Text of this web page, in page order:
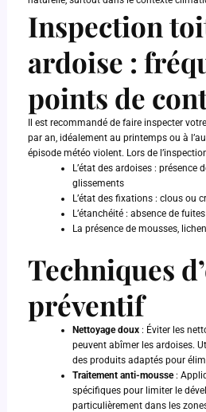
Inspection
ardoise :
points de
Il est recommandé de faire inspecter
par an, idéalement au printemps ou à
épisode météo violent. Lors de
L’état des ardoises : présence
glissements
L’état des fixations : clous ou
L’étanchéité : absence de
La présence de mousses,
Techniques
préventif
Nettoyage doux : Éviter les
peuvent abîmer les ardoises.
des produits adaptés pour
Traitement anti-mousse:
spécifiques pour limiter le
particulièrement dans les